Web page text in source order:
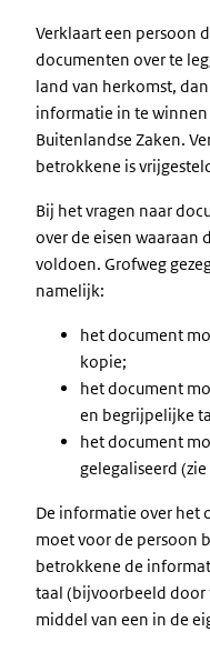
Verklaart een persoon
documenten over te
land van herkomst,
informatie in te
Buitenlandse Zaken.
betrokkene is
Bij het vragen naar
over de eisen waaraan
voldoen. Grofweg
namelijk:
het document
kopie;
het document
en begrijpelijke
het document
gelegaliseerd (zie
De informatie over het
moet voor de persoon
betrokkene de
taal (bijvoorbeeld door
middel van een in de